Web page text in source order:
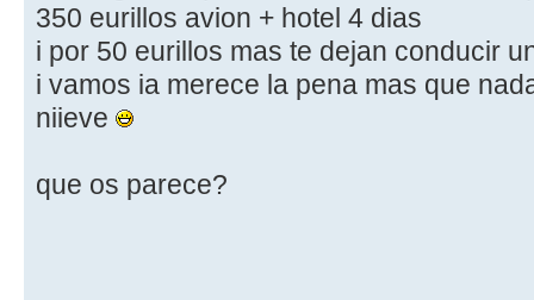
350 eurillos avion + hotel 4 dias
i por 50 eurillos mas te dejan conducir
i vamos ia merece la pena mas que
niieve
que os parece?